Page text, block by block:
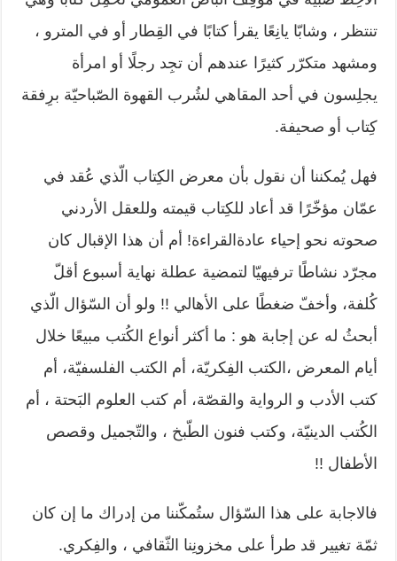
تنتظر ، وشابّا يانِعًا يقرأ كتابًا في القِطار أو في المترو ،
ومشهد متكرّر كثيرًا عندهم أن تجِد رجلًا أو امرأة
يجلِسون في أحد المقاهي لشُرب القهوة الصّباحيّة برِفقة
كِتاب أو صحيفة.
فهل يُمكننا أن نقول بأن معرض الكِتاب الّذي عُقد في
عمّان مؤخّرًا قد أعاد للكِتاب قيمته وللعقل الأردني
صحوته نحو إحياء عادةالقراءة! أم أن هذا الإقبال كان
مجرّد نشاطًا ترفيهيّا لتمضية عطلة نهاية أسبوع أقلّ
كُلفة، وأخفّ ضغطًا على الأهالي !! ولو أن السّؤال الّذي
أبحثُ له عن إجابة هو : ما أكثر أنواع الكُتب مبيعًا خلال
أيام المعرض ،الكتب الفِكريّة، أم الكتب الفلسفيّة، أم
كتب الأدب و الرواية والقصّة، أم كتب العلوم البَحتة ، أم
الكُتب الدينيّة، وكتب فنون الطّبخ ، والتّجميل وقصص
الأطفال !!
فالاجابة على هذا السّؤال ستُمكّننا من إدراك ما إن كان
ثمّة تغيير قد طرأ على مخزونِنا الثّقافي ، والفِكري.